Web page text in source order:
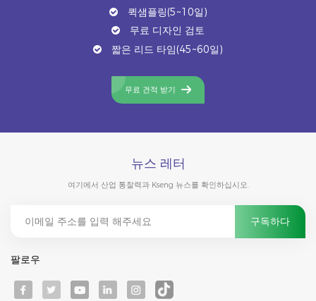
퀵샘플링(5~10일)
무료 디자인 검토
짧은 리드 타임(45~60일)
무료 견적 받기
뉴스 레터
여기에서 산업 통찰력과 Kseng 뉴스를 확인하십시오.
팔로우